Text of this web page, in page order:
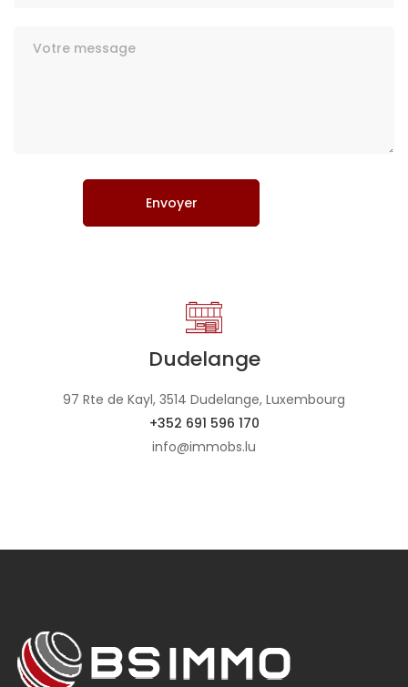
Dudelange
97 Rte de Kayl, 3514 Dudelange, Luxembourg
+352 691 596 170
info@immobs.lu